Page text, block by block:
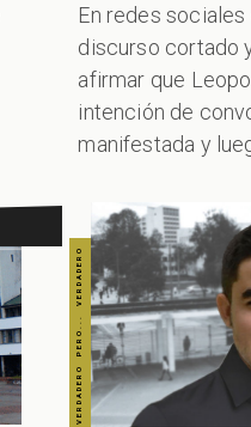
En redes
discurso cortado
afirmar que
intención de
manifestada y